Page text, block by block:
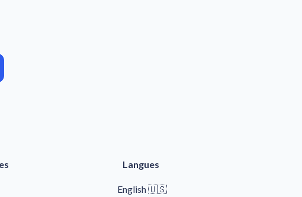
Langues
English 🇺🇸